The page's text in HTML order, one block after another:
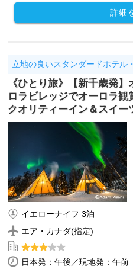
詳細
立地の良いスタンダードホテル
《ひとり旅》【新千歳発
ロラビレッジでオーロラ
クオリティーイン＆スイ
イエローナイフ 3泊
エア・カナダ(指定)
日本発：午後／現地発：午前